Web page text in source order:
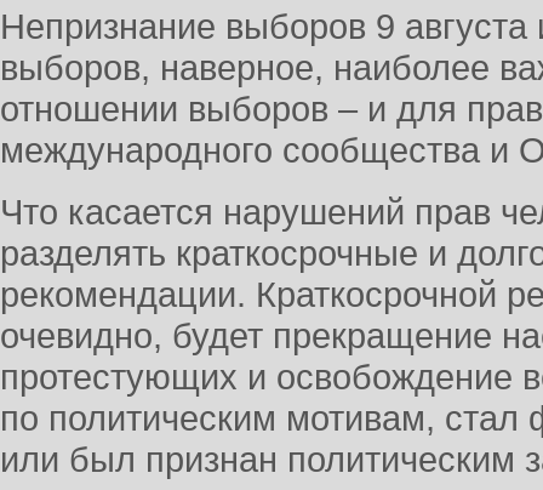
Непризнание выборов 9
выборов, наверное, наиболее
отношении выборов – и для
международного сообщества и
Что касается нарушений прав
разделять краткосрочные и
рекомендации. Краткосрочной
очевидно, будет прекращение
протестующих и освобождение
по политическим мотивам,
или был признан